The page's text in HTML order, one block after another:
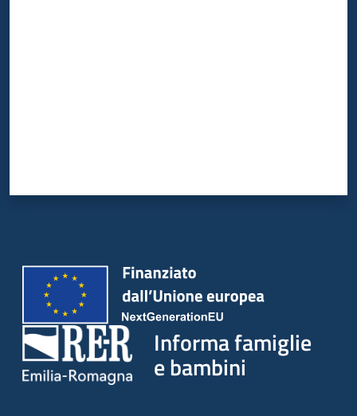
Informa famiglie
e bambini